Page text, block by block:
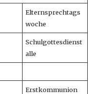
Elternsprechtags
woche
Schulgottesdienst
alle
Erstkommunion